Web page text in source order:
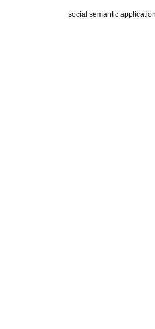
social semantic